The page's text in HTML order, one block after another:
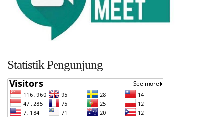
Statistik Pengunjung